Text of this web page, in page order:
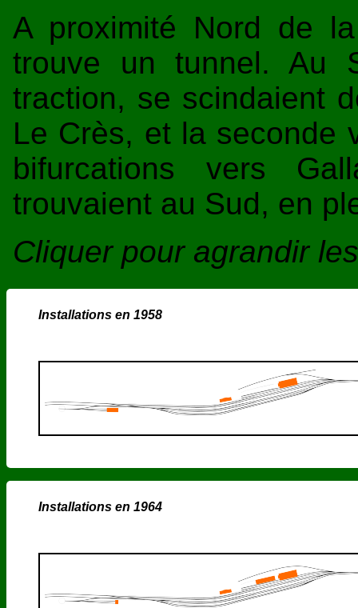
A proximité Nord de
trouve un tunnel. Au
traction, se scindaient
Le Crès, et la seconde
bifurcations vers
trouvaient au Sud, en
Cliquer pour agrandir
Installations en 1958
Installations en 1964